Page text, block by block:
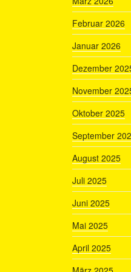
Februar 2026
Januar 2026
Dezember
November
Oktober 2025
September
August 2025
Juli 2025
Juni 2025
Mai 2025
April 2025